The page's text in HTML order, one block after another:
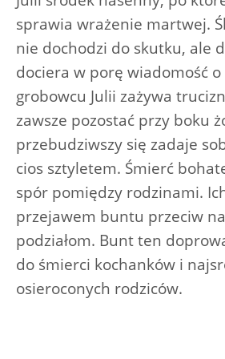
sprawia wrażenie martwej.
nie dochodzi do skutku, ale
dociera w porę wiadomość
grobowcu Julii zażywa
zawsze pozostać przy boku
przebudziwszy się zadaje
cios sztyletem. Śmierć
spór pomiędzy rodzinami. Ich
przejawem buntu przeciw
podziałom. Bunt ten
do śmierci kochanków i
osieroconych rodziców.